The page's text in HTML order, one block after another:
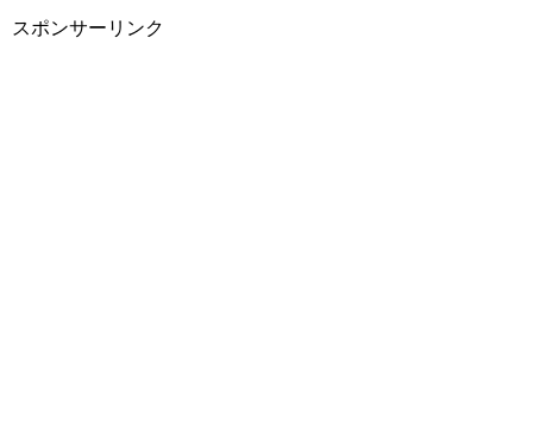
スポンサーリンク